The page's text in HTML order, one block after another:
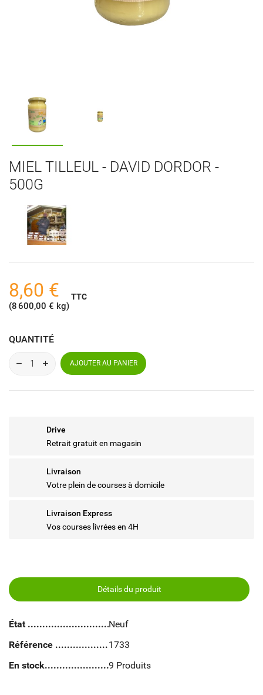
MIEL TILLEUL - DAVID DORDOR -
500G
8,60 €
(8 600,00 € kg)
TTC
QUANTITÉ
AJOUTER AU PANIER
Drive
Retrait gratuit en magasin
Livraison
Votre plein de courses à domicile
Livraison Express
Vos courses livrées en 4H
Détails du produit
État
Neuf
Référence
1733
En stock
9 Produits